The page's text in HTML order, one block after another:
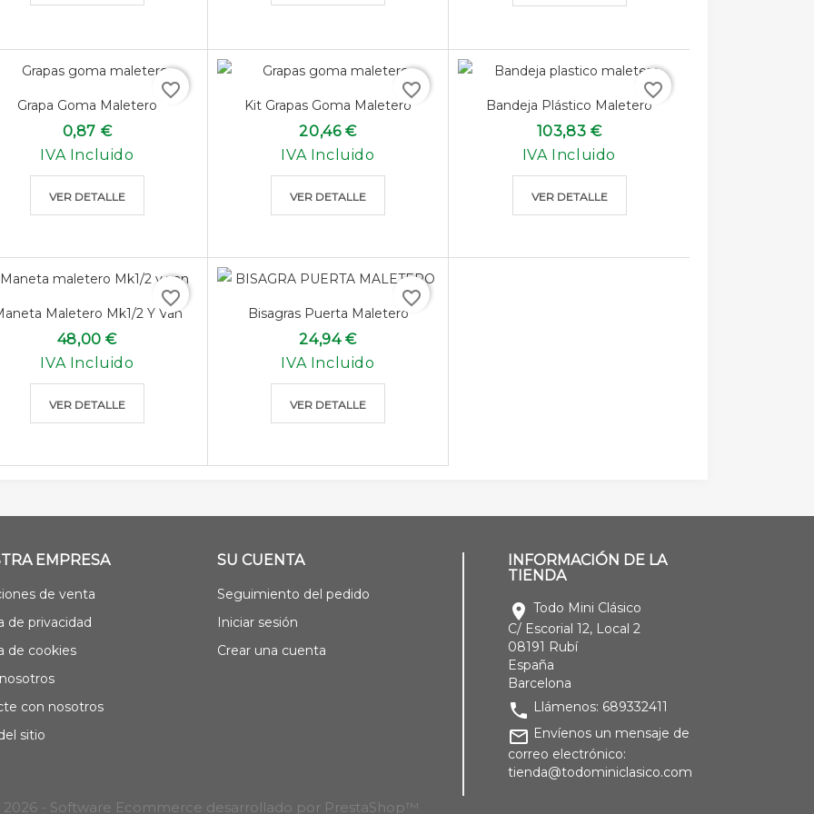
Grapa Goma Maletero
0,87 €
IVA Incluido
VER DETALLE
favorite_border
Kit Grapas Goma Maletero
20,46 €
IVA Incluido
VER DETALLE
favorite_border
Bandeja Plástico Maletero
103,83 €
IVA Incluido
VER DETALLE
favorite_border
Maletero Mk1/2 Y Van
48,00 €
IVA Incluido
VER DETALLE
favorite_border
Bisagras Puerta Maletero
24,94 €
IVA Incluido
VER DETALLE
favorite_border
EMPRESA
de venta
de privacidad
de cookies
con nosotros
sitio
SU CUENTA
Seguimiento del pedido
Iniciar sesión
Crear una cuenta
INFORMACIÓN DE LA
TIENDA
location_on Todo Mini Clásico
C/ Escorial 12, Local 2
08191 Rubí
España
Barcelona
phone Llámenos: 689332411
mail_outline Envíenos un mensaje de
correo electrónico:
tienda@todominiclasico.com
- Software Ecommerce desarrollado por PrestaShop™